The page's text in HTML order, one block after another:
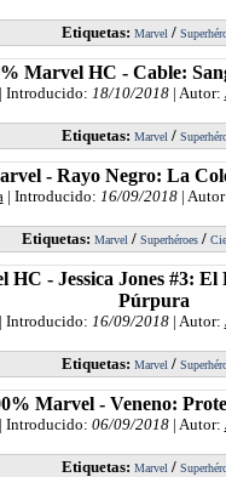
Etiquetas: Marvel/
Marvel HC - Cable:
Introducido: 18/10/2018| Autor:
Etiquetas: Marvel/
- Rayo Negro: La
| Introducido: 16/09/2018|
Etiquetas: Marvel/ Superhéroes/
HC - Jessica Jones #3:
Púrpura
Introducido: 16/09/2018| Autor:
Etiquetas: Marvel/
Marvel - Veneno:
Introducido: 06/09/2018| Autor:
Etiquetas: Marvel/